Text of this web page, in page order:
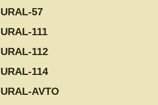
URAL-57
URAL-111
URAL-112
URAL-114
URAL-AVTO